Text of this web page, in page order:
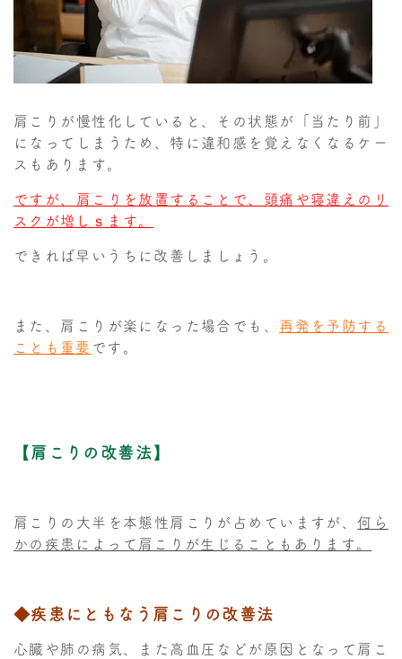
肩こりが慢性化していると、その状態が「当たり前」
になってしまうため、特に違和感を覚えなくなるケー
スもあります。
ですが、
肩こりを放置することで、頭痛や寝違えのリ
スクが増しｓます。
できれば早いうちに改善しましょう。
また、肩こりが楽になった場合でも、 再発を予防する
ことも重要 です。
【肩こりの改善法】
肩こりの大半を本態性肩こりが占めていますが、 何ら
かの疾患によって肩こりが生じることもあります。
◆疾患にともなう肩こりの改善法
心臓や肺の病気、また高血圧などが原因となって肩こ